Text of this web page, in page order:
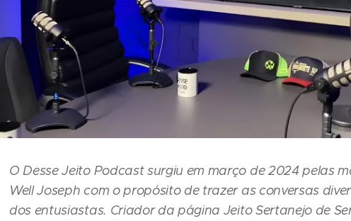
O Desse Jeito Podcast surgiu em março de 2024 pelas
Well Joseph com o propósito de trazer as conversas
dos entusiastas. Criador da página Jeito Sertanejo de